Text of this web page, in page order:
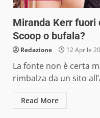
Miranda Kerr fuori
Scoop o bufala?
Redazione 12 Aprile
La fonte non è certa
rimbalza da un sito
Read More